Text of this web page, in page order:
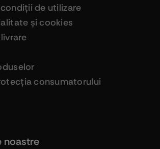
noastre
de utilizare
şi cookies
consumatorului